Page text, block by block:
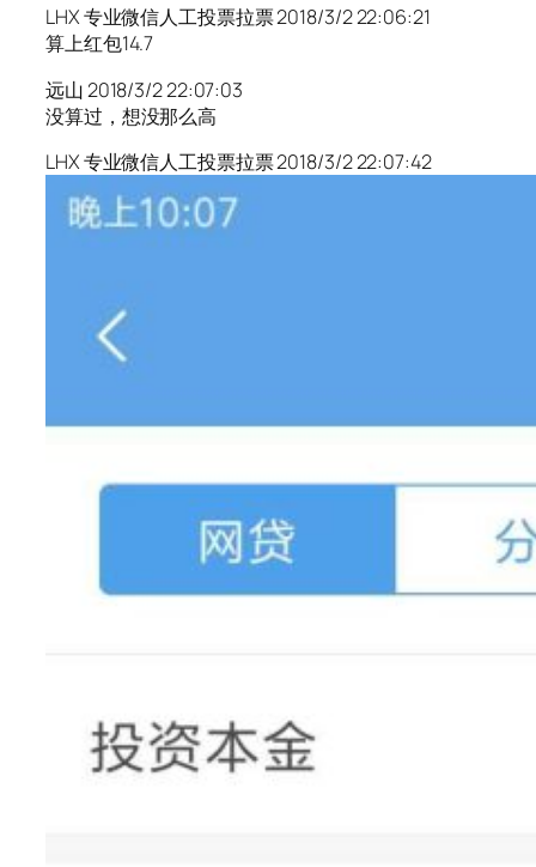
LHX 专业微信人工投票拉票 2018/3/2 22:06:21
算上红包14.7
远山 2018/3/2 22:07:03
没算过，想没那么高
LHX 专业微信人工投票拉票 2018/3/2 22:07:42